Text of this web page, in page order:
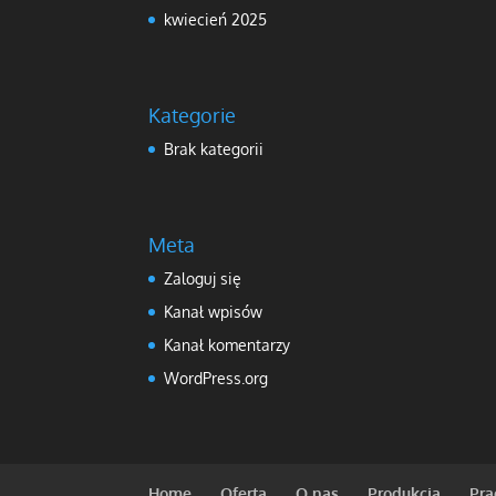
kwiecień 2025
Kategorie
Brak kategorii
Meta
Zaloguj się
Kanał wpisów
Kanał komentarzy
WordPress.org